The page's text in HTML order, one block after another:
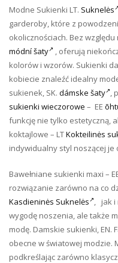
Modne Sukienki LT. Suknelės
garderoby, które z
okolicznościach. Bez
módní šaty
, oferują
kolorów i wzorów. Sukienki
kobiecie znaleźć idealny
sukienek, SK. dámske šaty ,
sukienki wieczorowe – EE
funkcję nie tylko estetyczną,
koktajlowe – LTKokteilinės
indywidualny styl noszącej je
Bawełniane sukienki maxi –
rozwiązanie zarówno na co
Kasdieninės Suknelės , jak i
wygodę noszenia, ale także
modę. Damskie sukienki,
obecne w światowej modzie.
podkreślając zarówno